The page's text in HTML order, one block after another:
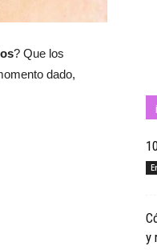
? Que los
dado,
y